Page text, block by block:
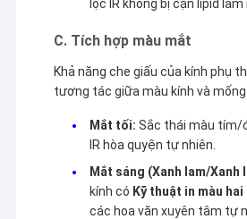
lọc IR không bị cặn lipid
C. Tích hợp màu mắt
Khả năng che giấu của kính phụ
tương tác giữa màu kính và
Mắt tối: Sắc thái màu tím/
IR hòa quyện tự nhiên.
Mắt sáng (Xanh lam/Xanh
kính có Kỹ thuật in màu hai
các hoa văn xuyên tâm tự